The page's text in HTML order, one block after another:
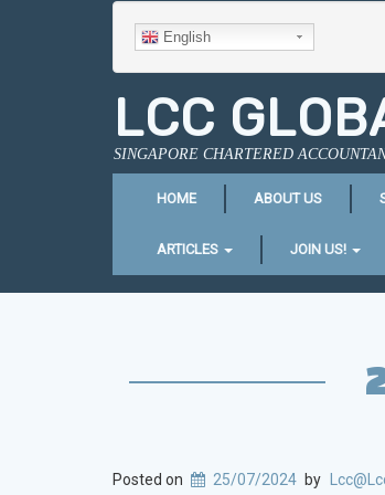
English
LCC
SINGAPORE CHARTERED
HOME ABOUT US
ARTICLES JOIN US!
Posted on 25/07/2024 by